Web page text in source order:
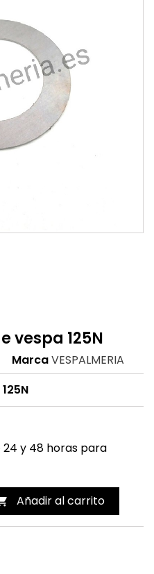
vespa 125N
MarcaVESPALMERIA
y 48 horas para
Añadir al carrito